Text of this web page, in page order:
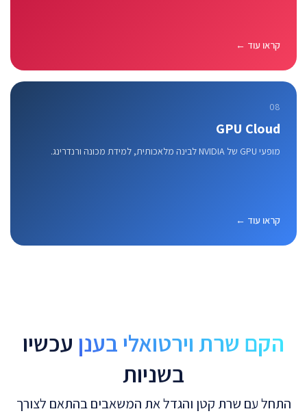
קראו עוד ←
08
GPU Cloud
מופעי GPU של NVIDIA לבינה מלאכותית, למידת מכונה ורנדרינג.
קראו עוד ←
הקם שרת וירטואלי בענן עכשיו
בשניות
התחל עם שרת קטן והגדל את המשאבים בהתאם לצורך